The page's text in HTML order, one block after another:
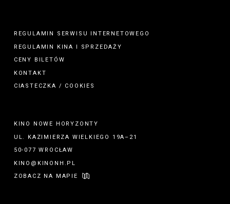
REGULAMIN SERWISU INTERNETOWEGO
REGULAMIN KINA I
SPRZEDAŻY
CENY BILETÓW
KONTAKT
CIASTECZKA / COOKIES
KINO NOWE HORYZONTY
UL. KAZIMIERZA WIELKIEGO 19A–21
50-077 WROCŁAW
KINO@KINONH.PL
ZOBACZ NA MAPIE